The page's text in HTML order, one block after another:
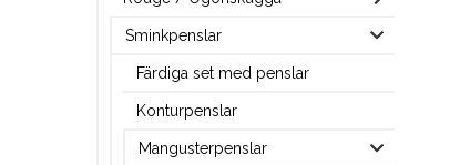
Sminkpenslar
Färdiga set med penslar
Konturpenslar
Mangusterpenslar